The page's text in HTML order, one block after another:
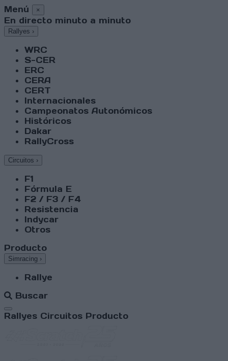
Menú ×
En directo minuto a minuto
Rallyes ›
WRC
S-CER
ERC
CERA
CERT
Internacionales
Campeonatos Autonómicos
Históricos
Dakar
RallyCross
Circuitos ›
F1
Fórmula E
F2 / F3 / F4
Resistencia
Indycar
Otros
Producto
Simracing ›
Rallye
Buscar
Abrir menú
Rallyes Circuitos Producto